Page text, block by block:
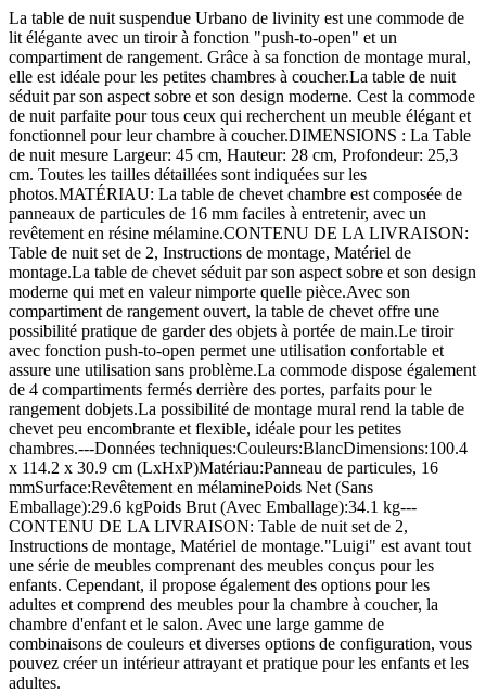
La table de nuit suspendue Urbano de livinity est une commode de
lit élégante avec un tiroir à fonction "push-to-open" et un
compartiment de rangement. Grâce à sa fonction de montage mural,
elle est idéale pour les petites chambres à coucher.La table de nuit
séduit par son aspect sobre et son design moderne. Cest la commode
de nuit parfaite pour tous ceux qui recherchent un meuble élégant et
fonctionnel pour leur chambre à coucher.DIMENSIONS : La Table
de nuit mesure Largeur: 45 cm, Hauteur: 28 cm, Profondeur: 25,3
cm. Toutes les tailles détaillées sont indiquées sur les
photos.MATÉRIAU: La table de chevet chambre est composée de
panneaux de particules de 16 mm faciles à entretenir, avec un
revêtement en résine mélamine.CONTENU DE LA LIVRAISON:
Table de nuit set de 2, Instructions de montage, Matériel de
montage.La table de chevet séduit par son aspect sobre et son design
moderne qui met en valeur nimporte quelle pièce.Avec son
compartiment de rangement ouvert, la table de chevet offre une
possibilité pratique de garder des objets à portée de main.Le tiroir
avec fonction push-to-open permet une utilisation confortable et
assure une utilisation sans problème.La commode dispose également
de 4 compartiments fermés derrière des portes, parfaits pour le
rangement dobjets.La possibilité de montage mural rend la table de
chevet peu encombrante et flexible, idéale pour les petites
chambres.---Données techniques:Couleurs:BlancDimensions:100.4
x 114.2 x 30.9 cm (LxHxP)Matériau:Panneau de particules, 16
mmSurface:Revêtement en mélaminePoids Net (Sans
Emballage):29.6 kgPoids Brut (Avec Emballage):34.1 kg---
CONTENU DE LA LIVRAISON: Table de nuit set de 2,
Instructions de montage, Matériel de montage."Luigi" est avant tout
une série de meubles comprenant des meubles conçus pour les
enfants. Cependant, il propose également des options pour les
adultes et comprend des meubles pour la chambre à coucher, la
chambre d'enfant et le salon. Avec une large gamme de
combinaisons de couleurs et diverses options de configuration, vous
pouvez créer un intérieur attrayant et pratique pour les enfants et les
adultes.